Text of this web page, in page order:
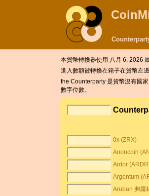
本貨幣轉換器使用 八月 6, 2026
進入數額被轉換在箱子在貨幣左
the Counterparty 是貨幣沒有國
數字位數。
0x (ZRX)
Anoncoin
Ardor
Argentum
Aruban 弗羅